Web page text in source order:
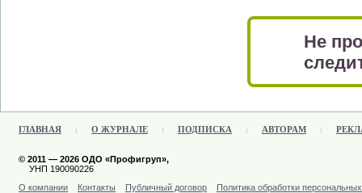
Не
ГЛАВНАЯ О ЖУРНАЛЕ ПОДПИСКА АВТОРАМ
© 2011 — 2026 ОДО «Профигруп»,
УНП 190090226
О компании
Контакты Публичный договор Политика обработки